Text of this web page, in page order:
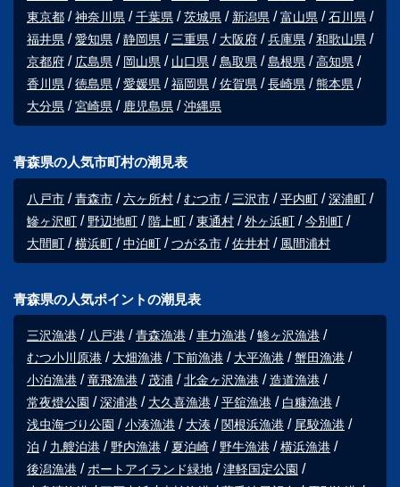
東京都
神奈川県 千葉県 茨城県 新潟県 富山県
石川県
福井県
愛知県 静岡県 三重県 大阪府 兵庫県
和歌山県
京都府
広島県 岡山県 山口県 鳥取県 島根県
高知県
香川県
徳島県 愛媛県 福岡県 佐賀県 長崎県
熊本県
大分県
宮崎県 鹿児島県 沖縄県
青森県の人気市町村の潮見表
八戸市 青森市 六ヶ所村 むつ市 三沢市 平内町
深浦町
鰺ヶ沢町
野辺地町 階上町 東通村 外ヶ浜町
今別町
大間町
横浜町 中泊町 つがる市 佐井村 風間浦村
青森県の人気ポイントの潮見表
三沢漁港 八戸港 青森漁港 車力漁港
鯵ヶ沢漁港
むつ小川原港
大畑漁港 下前漁港 大平漁港
蟹田漁港
小泊漁港
竜飛漁港 茂浦 北金ヶ沢漁港
造道漁港
常夜燈公園
深浦港 大久喜漁港 平舘漁港
白糠漁港
浅虫海づり公園
小湊漁港 大湊 関根浜漁港
尾駮漁港
泊
九艘泊港 野内漁港 夏泊崎 野牛漁港
横浜漁港
後潟漁港
ポートアイランド緑地
津軽国定公園